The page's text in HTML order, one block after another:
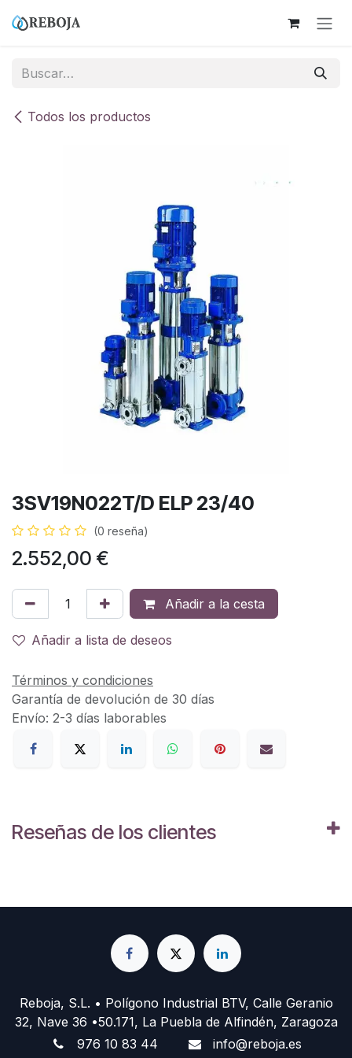
Todos los productos
3SV19N022T/D ELP 23/40
(0 reseña)
2.552,00 €
Añadir a la cesta
Añadir a lista de deseos
Términos y condiciones
Garantía de devolución de 30 días
Envío: 2-3 días laborables
Reseñas de los clientes
Reboja, S.L. • Polígono Industrial BTV, Calle Geranio
32, Nave 36 •50.171, La Puebla de Alfindén, Zaragoza
976 10 83 44
info@reboja.es